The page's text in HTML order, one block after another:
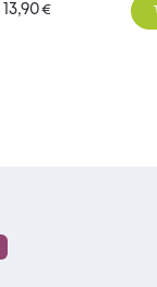
13,90€